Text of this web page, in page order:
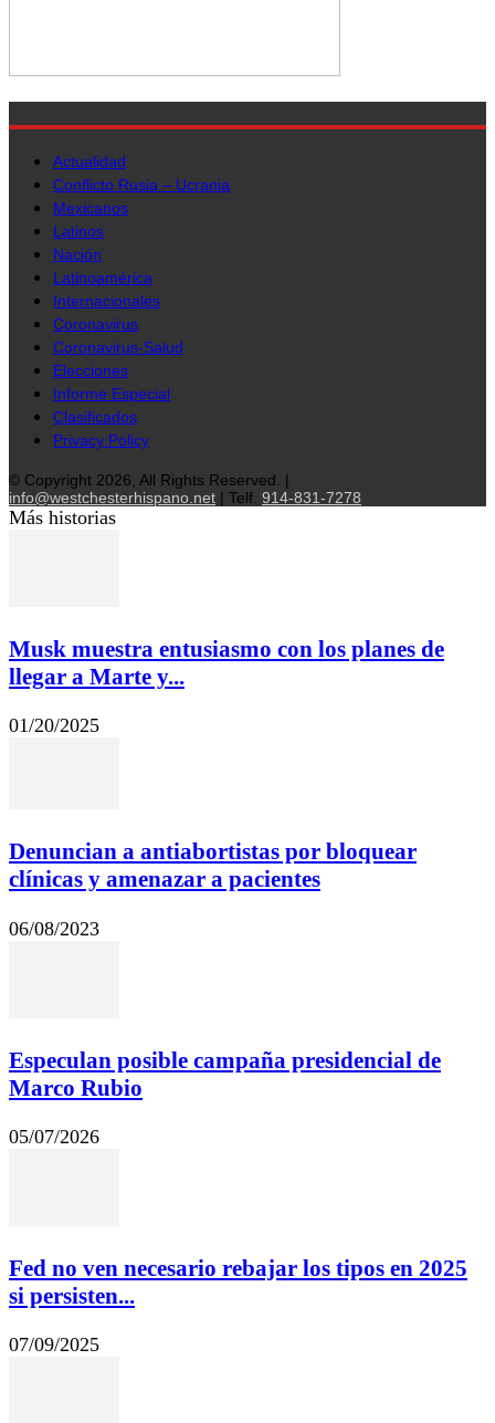
Actualidad
Conflicto Rusia – Ucrania
Mexicanos
Latinos
Nación
Latinoamérica
Internacionales
Coronavirus
Coronavirus-Salud
Elecciones
Informe Especial
Clasificados
Privacy Policy
© Copyright 2026, All Rights Reserved. |
info@westchesterhispano.net | Telf. 914-831-7278
Más historias
Musk muestra entusiasmo con los planes de
llegar a Marte y...
01/20/2025
Denuncian a antiabortistas por bloquear
clínicas y amenazar a pacientes
06/08/2023
Especulan posible campaña presidencial de
Marco Rubio
05/07/2026
Fed no ven necesario rebajar los tipos en 2025
si persisten...
07/09/2025